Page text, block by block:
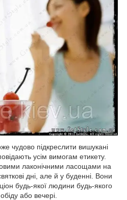
чудово підкреслити вишукані
усім вимогам етикету.
лаконічними ласощами на
дні, але й у буденні. Вони
будь-якої людини будь-якого
або вечері.